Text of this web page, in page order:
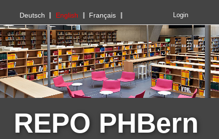
PHBern
Deutsch English Français Login
REPO PHBern